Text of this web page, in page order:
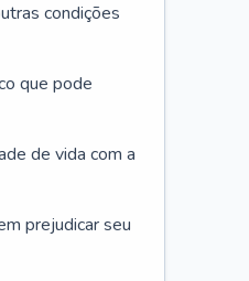
condições
que pode
de vida com a
prejudicar seu